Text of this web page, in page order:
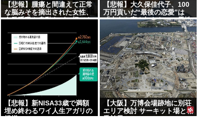
【悲報】腫瘍と間違えて正常
な脳みそを摘出された女性、
自発呼吸や身動きが一切でき
【悲報】大久保佳代子、100
万円貢いだ“最後の恋愛”は
「本名も家も知らない」男性
【悲報】新NISA33歳で満額
埋め終わるワイ人生アガリの
【大阪】万博会場跡地に別荘
エリア検討 サーキット場と相